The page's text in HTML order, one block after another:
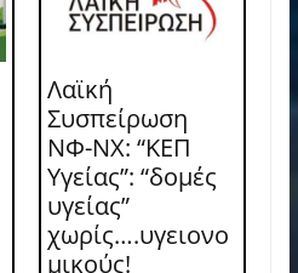
Λαϊκή
Συσπείρωση
ΝΦ-ΝΧ: “ΚΕΠ
Υγείας”: “δομές
υγείας”
χωρίς….υγειονο
μικούς!